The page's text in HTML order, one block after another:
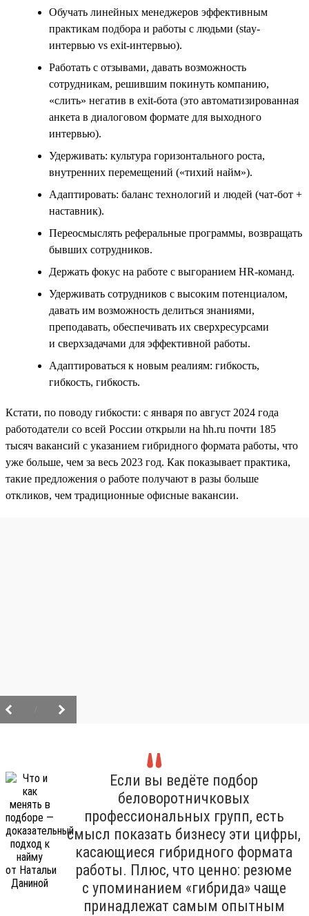
Обучать линейных менеджеров эффективным
практикам подбора и работы с людьми (stay-
интервью vs exit-интервью).
Работать с отзывами, давать возможность
сотрудникам, решившим покинуть компанию,
«слить» негатив в exit-бота (это автоматизированная
анкета в диалоговом формате для выходного
интервью).
Удерживать: культура горизонтального роста,
внутренних перемещений («тихий найм»).
Адаптировать: баланс технологий и людей (чат-бот +
наставник).
Переосмыслять реферальные программы, возвращать
бывших сотрудников.
Держать фокус на работе с выгоранием HR-команд.
Удерживать сотрудников с высоким потенциалом,
давать им возможность делиться знаниями,
преподавать, обеспечивать их сверхресурсами
и сверхзадачами для эффективной работы.
Адаптироваться к новым реалиям: гибкость,
гибкость, гибкость.
Кстати, по поводу гибкости: с января по август 2024 года
работодатели со всей России открыли на hh.ru почти 185
тысяч вакансий с указанием гибридного формата работы, что
уже больше, чем за весь 2023 год. Как показывает практика,
такие предложения о работе получают в разы больше
откликов, чем традиционные офисные вакансии.
Если вы ведёте подбор
беловоротничковых
профессиональных групп, есть
смысл показать бизнесу эти цифры,
касающиеся гибридного формата
работы. Плюс, что ценно: резюме
с упоминанием «гибрида» чаще
принадлежат самым опытным